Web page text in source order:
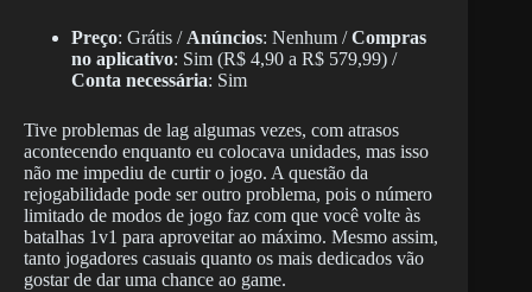
Preço: Grátis / Anúncios: Nenhum /Compras
no aplicativo: Sim (R$ 4,90 a R$ 579,99) /
Conta necessária: Sim
Tive problemas de lag algumas vezes, com atrasos
acontecendo enquanto eu colocava unidades, mas isso
não me impediu de curtir o jogo. A questão da
rejogabilidade pode ser outro problema, pois o número
limitado de modos de jogo faz com que você volte às
batalhas 1v1 para aproveitar ao máximo. Mesmo assim,
tanto jogadores casuais quanto os mais dedicados vão
gostar de dar uma chance ao game.